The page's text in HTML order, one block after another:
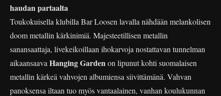
haudan partaalta
Toukokuisella klubilla Bar Loosen lavalla nähdään melankolisen
doom metallin kärkinimiä. Majesteetillisen metallin
sanansaattaja, livekeikoillaan ihokarvoja nostattavan tunnelman
aikaansaava Hanging Gardenon lipunut kohti suomalaisen
metallin kärkeä vahvojen albumiensa siivittämänä. Vahvan
panoksensa iltaan tuo myös vantaalainen, vanhan koulukunnan